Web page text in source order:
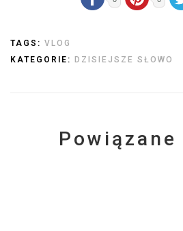
TAGS: VLOG
KATEGORIE:
DZISIEJSZE SŁOWO